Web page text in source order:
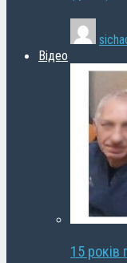
Відео
15 років